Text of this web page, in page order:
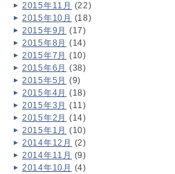
2015年11月 (22)
2015年10月 (18)
2015年9月 (17)
2015年8月 (14)
2015年7月 (10)
2015年6月 (38)
2015年5月 (9)
2015年4月 (18)
2015年3月 (11)
2015年2月 (14)
2015年1月 (10)
2014年12月 (2)
2014年11月 (9)
2014年10月 (4)